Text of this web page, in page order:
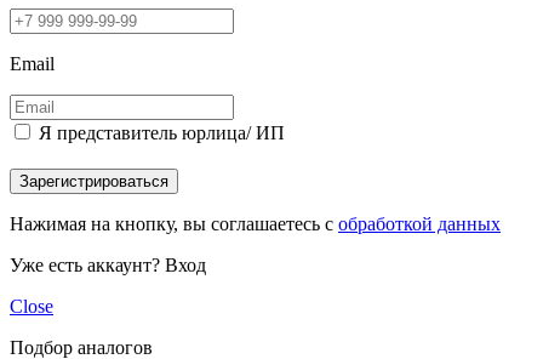
Email
Я представитель юрлица/ ИП
Зарегистрироваться
Нажимая на кнопку, вы соглашаетесь с обработкой данных
Уже есть аккаунт? Вход
Close
Подбор аналогов